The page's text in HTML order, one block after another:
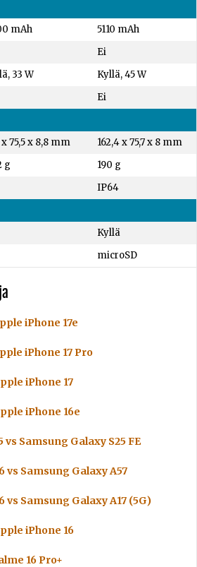
mAh
5110 mAh
Ei
33 W
Kyllä, 45 W
Ei
x 75,5 x 8,8 mm
162,4 x 75,7 x 8 mm
g
190 g
IP64
Kyllä
microSD
iPhone 17e
iPhone 17 Pro
iPhone 17
iPhone 16e
vs Samsung Galaxy S25 FE
vs Samsung Galaxy A57
vs Samsung Galaxy A17 (5G)
iPhone 16
16 Pro+